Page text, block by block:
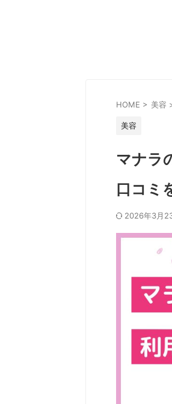
HOME > 美容
美容
マナラ
口コミ
2026年3月